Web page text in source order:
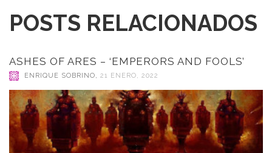
POSTS RELACIONADOS
ASHES OF ARES – ‘EMPERORS AND FOOLS’
ENRIQUE SOBRINO, 21 ENERO, 2022